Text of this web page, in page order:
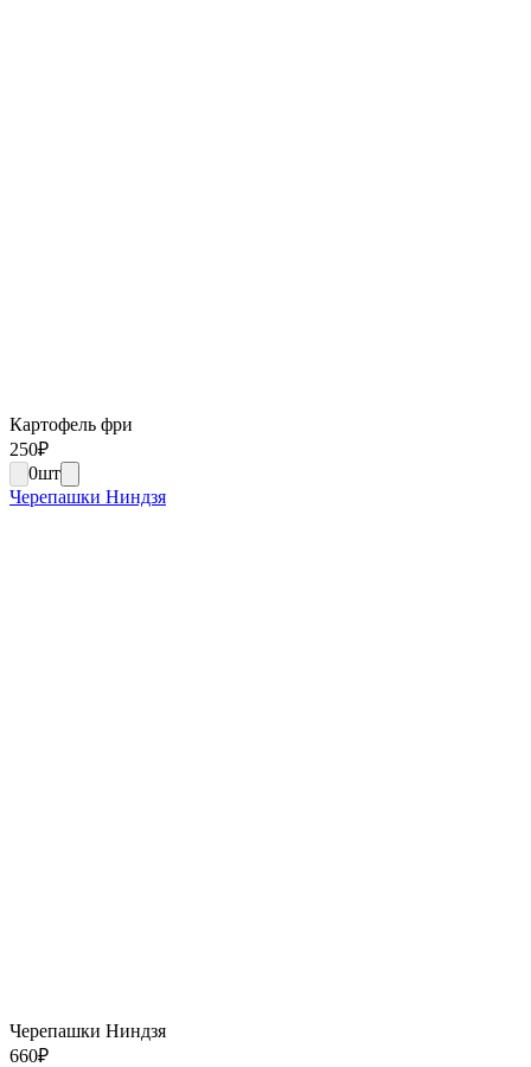
Картофель фри
250₽
0шт
Черепашки Ниндзя
Черепашки Ниндзя
660₽